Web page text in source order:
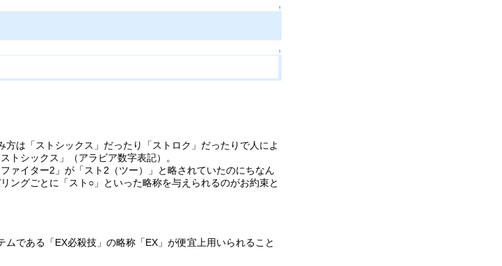
↑
↑
は「ストシックス」だったり「ストロク」だったりで人によ
トシックス」（アラビア数字表記）。
ァイター2」が「スト2（ツー）」と略されていたのにちなん
ングごとに「スト○」といった略称を与えられるのがお約束と
である「EX必殺技」の略称「EX」が便宜上用いられること